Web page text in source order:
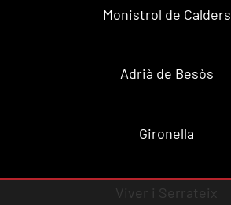
Monistrol de Calders
Adrià de Besòs
Gironella
Viver i Serrateix